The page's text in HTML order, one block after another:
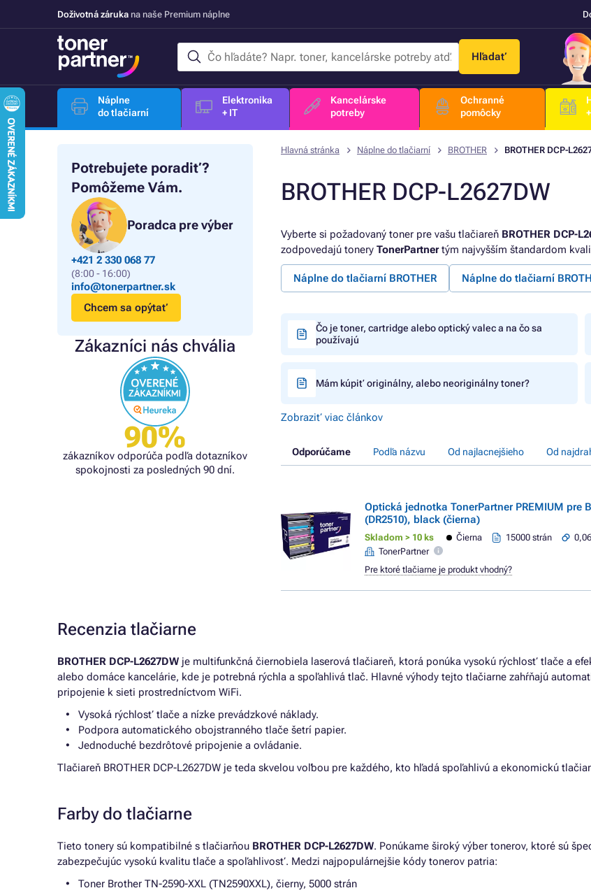
Doživotná záruka na naše Premium náplne
Hľadať
Náplne
do tlačiarní
Elektronika
+ IT
Kancelárske
potreby
Ochranné
pomôcky
Potrebujete poradiť?
Pomôžeme Vám.
Poradca pre výber
+421 2 330 068 77
(8:00 - 16:00)
info@tonerpartner.sk
Chcem sa opýtať
Zákazníci nás chvália
90%
zákazníkov odporúča podľa dotazníkov
spokojnosti za posledných 90 dní.
Hlavná stránka Náplne do tlačiarní BROTHER BROTHER DCP-
BROTHER DCP-L2627DW
Vyberte si požadovaný toner pre vašu tlačiareň BROTHER DCP-
zodpovedajú tonery TonerPartnertým najvyšším štandardom
Náplne do tlačiarní BROTHER Náplne do tlačiarní
Čo je toner, cartridge alebo optický valec a na čo sa
používajú
Mám kúpiť originálny, alebo neoriginálny toner?
Zobraziť viac článkov
Odporúčame Podľa názvu Od najlacnejšieho Od
Optická jednotka TonerPartner PREMIUM pre
(DR2510), black (čierna)
Skladom > 10 ks Čierna 15000 strán
TonerPartner
Pre ktoré tlačiarne je produkt vhodný?
Recenzia tlačiarne
BROTHER DCP-L2627DW je multifunkčná čiernobiela laserová tlačiareň, ktorá ponúka vysokú rýchlosť tlače a
alebo domáce kancelárie, kde je potrebná rýchla a spoľahlivá tlač. Hlavné výhody tejto tlačiarne zahŕňajú
pripojenie k sieti prostredníctvom WiFi.
Vysoká rýchlosť tlače a nízke prevádzkové náklady.
Podpora automatického obojstranného tlače šetrí papier.
Jednoduché bezdrôtové pripojenie a ovládanie.
Tlačiareň BROTHER DCP-L2627DW je teda skvelou voľbou pre každého, kto hľadá spoľahlivú a ekonomickú
Farby do tlačiarne
Tieto tonery sú kompatibilné s tlačiarňou BROTHER DCP-L2627DW. Ponúkame široký výber tonerov, ktoré sú
zabezpečujúc vysokú kvalitu tlače a spoľahlivosť. Medzi najpopulárnejšie kódy tonerov patria:
Toner Brother TN-2590-XXL (TN2590XXL), čierny, 5000 strán